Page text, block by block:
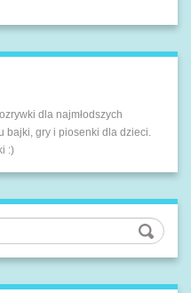
dla najmłodszych
bajki, gry i piosenki dla dzieci.
:)